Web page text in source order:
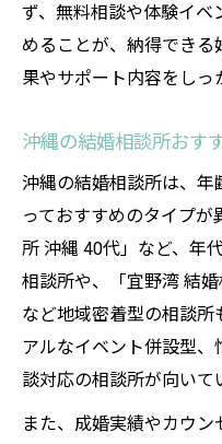
ず、無料相談や体験イベ
めることが、納得できる
果やサポート内容をしっ
沖縄の結婚相談所おす
沖縄の結婚相談所は、年
っておすすめのタイプが
所 沖縄 40代」など、年
相談所や、「宜野湾 結婚
など地域密着型の相談所
アルなイベント併設型
談対応の相談所が向いて
また、成婚実績やカウ